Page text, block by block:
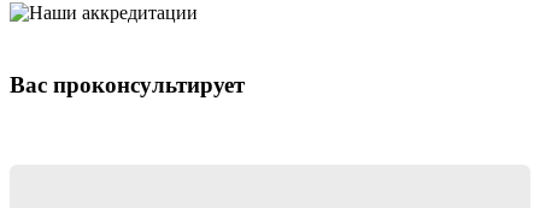
Вас проконсультирует